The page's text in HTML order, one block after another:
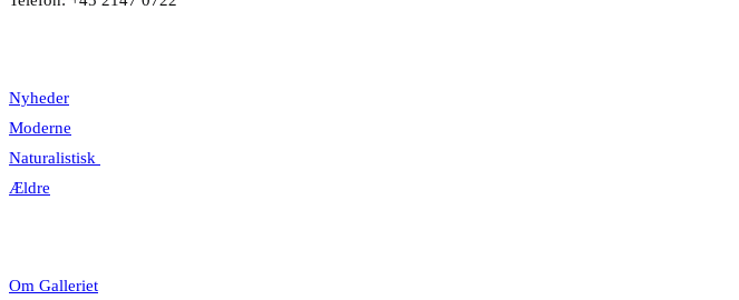
Nyheder
Moderne
Naturalistisk
Ældre
Om Galleriet